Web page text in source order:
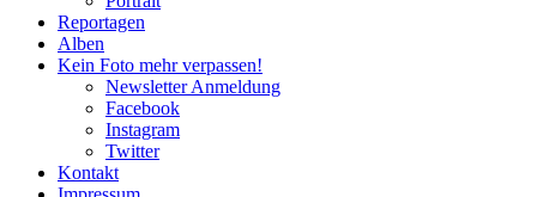
Reportagen
Alben
Kein Foto mehr verpassen!
Newsletter Anmeldung
Facebook
Instagram
Twitter
Kontakt